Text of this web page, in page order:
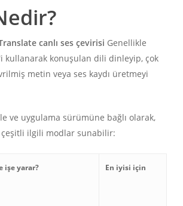
canlı ses çevirisi Genellikle
kullanarak konuşulan dili dinleyip, çok
metin veya ses kaydı üretmeyi
ve uygulama sürümüne bağlı olarak,
çeşitli ilgili modlar sunabilir:
işe yarar? En iyisi için